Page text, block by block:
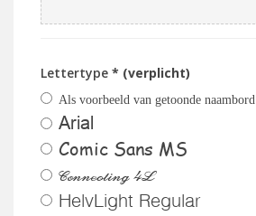
Lettertype * (verplicht)
Als voorbeeld van getoonde naambord
Arial
Comic Sans MS
Connecting 4L
HelvLight Regular